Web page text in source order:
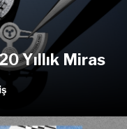
Yıllık Miras